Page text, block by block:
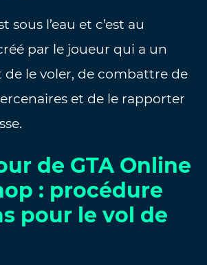
sous l’eau et c’est au
par le joueur qui a un
de le voler, de combattre de
et de le rapporter
de GTA Online
: procédure
pour le vol de